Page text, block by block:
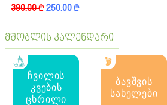
390.00k250.00k
მშობლის კალენდარი
ჩვილის
კვების
ცხრილი
ბავშვის
სახელები